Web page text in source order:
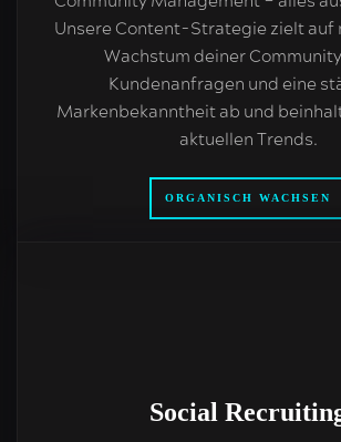
Unsere Content-Strategie zielt auf
Wachstum deiner
Kundenanfragen und eine
Markenbekanntheit ab und
aktuellen Trends.
ORGANISCH WACHSEN
Social